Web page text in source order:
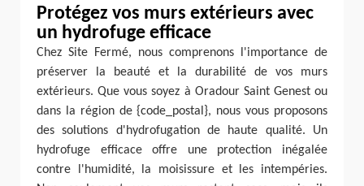
Protégez vos murs extérieurs avec
un hydrofuge efficace
Chez Site Fermé, nous comprenons l'importance de
préserver la beauté et la durabilité de vos murs
extérieurs. Que vous soyez à Oradour Saint Genest ou
dans la région de {code_postal}, nous vous proposons
des solutions d'hydrofugation de haute qualité. Un
hydrofuge efficace offre une protection inégalée
contre l'humidité, la moisissure et les intempéries.